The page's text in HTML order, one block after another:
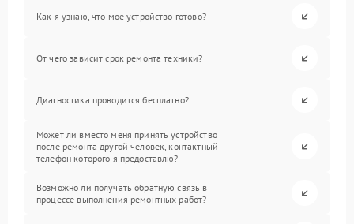
Как я узнаю, что мое устройство готово?
От чего зависит срок ремонта техники?
Диагностика проводится бесплатно?
Может ли вместо меня принять устройство
после ремонта другой человек, контактный
телефон которого я предоставлю?
Возможно ли получать обратную связь в
процессе выполнения ремонтных работ?